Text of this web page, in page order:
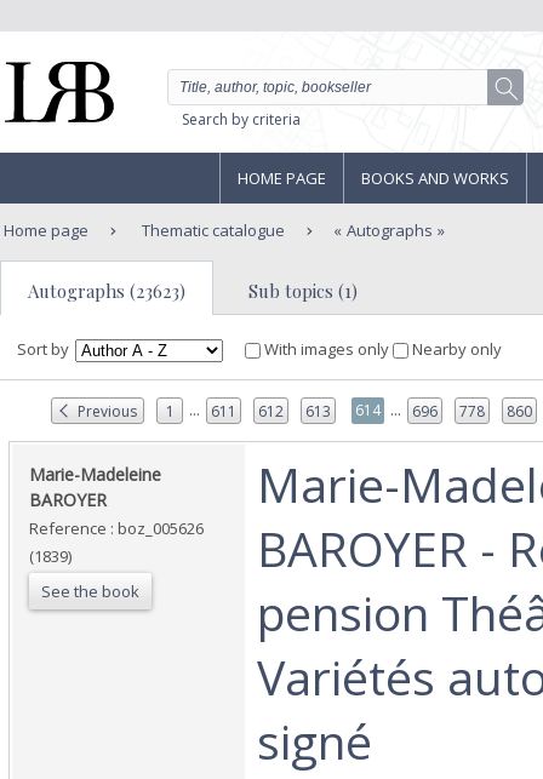
Search by criteria
HOME PAGE BOOKS AND WORKS
Home page Thematic catalogue Autographs
Autographs (23623) Sub topics (1)
Sort by With images only Nearby only
Previous 1 ... 611 612 613 614 ... 696 778 860
‎Marie-Madeleine
BAROYER‎
Reference : boz_005626
(1839)
See the book
‎Marie-
BAROYER -
pension
Variétés
signé‎